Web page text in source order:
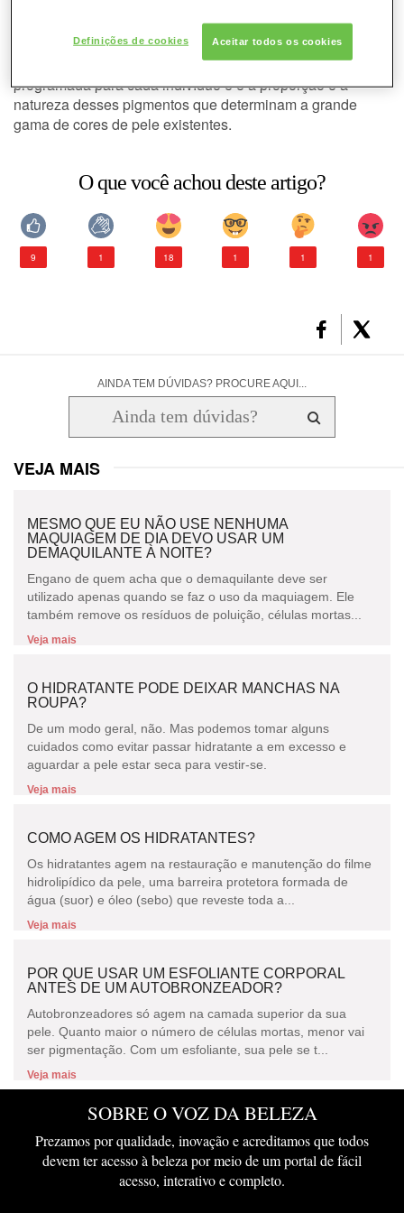
CONSULTORIA DE PRODUTOS LANCÔME
presente nos vasos capilares sanguíneos e, sobretudo, da
melanina, responsável pela pigmentação dita “constitutiva”
Essa pigmentação constitutiva é geneticamente
programada para cada indivíduo e é a proporção e a
natureza desses pigmentos que determinam a grande
gama de cores de pele existentes.
O que você achou deste artigo?
9 1 18 1 1 1
AINDA TEM DÚVIDAS? PROCURE AQUI...
VEJA MAIS
MESMO QUE EU NÃO USE NENHUMA
MAQUIAGEM DE DIA DEVO USAR UM
DEMAQUILANTE À NOITE?
Engano de quem acha que o demaquilante deve ser
utilizado apenas quando se faz o uso da maquiagem. Ele
também remove os resíduos de poluição, células mortas...
Veja mais
O HIDRATANTE PODE DEIXAR MANCHAS NA
ROUPA?
De um modo geral, não. Mas podemos tomar alguns
cuidados como evitar passar hidratante a em excesso e
aguardar a pele estar seca para vestir-se.
Veja mais
COMO AGEM OS HIDRATANTES?
Os hidratantes agem na restauração e manutenção do filme
hidrolipídico da pele, uma barreira protetora formada de
água (suor) e óleo (sebo) que reveste toda a...
Veja mais
POR QUE USAR UM ESFOLIANTE CORPORAL
ANTES DE UM AUTOBRONZEADOR?
Autobronzeadores só agem na camada superior da sua
pele. Quanto maior o número de células mortas, menor vai
ser pigmentação. Com um esfoliante, sua pele se t...
Veja mais
SOBRE O VOZ DA BELEZA
Prezamos por qualidade, inovação e acreditamos que todos
devem ter acesso à beleza por meio de um portal de fácil
acesso, interativo e completo.
Definições de cookies Aceitar todos os cookies